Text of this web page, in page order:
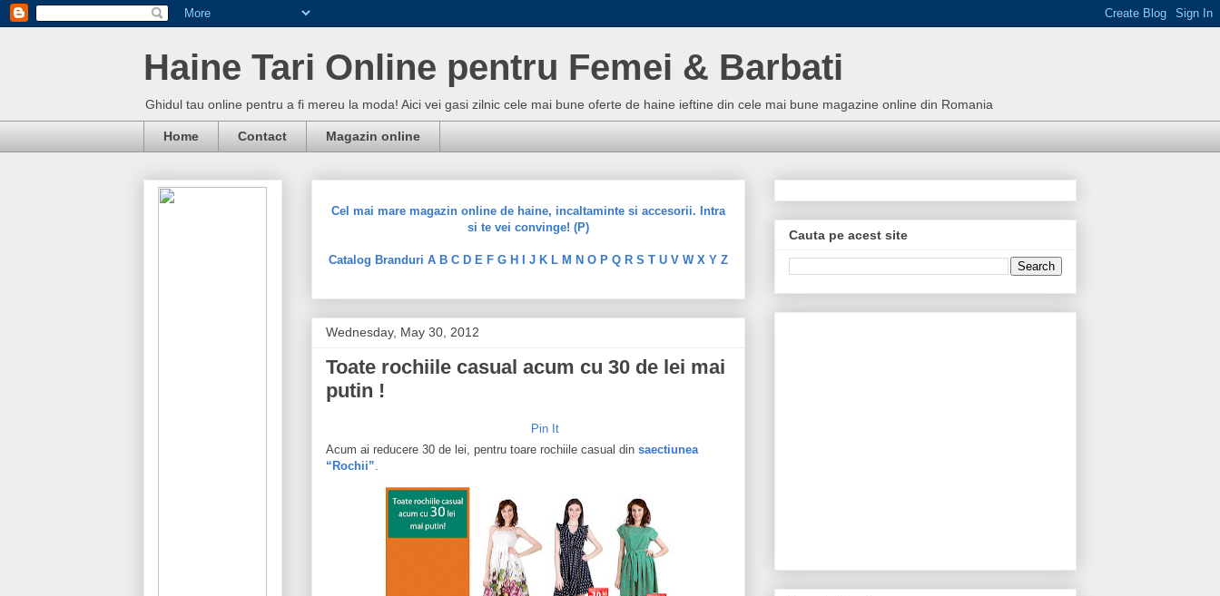
Haine Tari Online pentru Femei & Barbati
Ghidul tau online pentru a fi mereu la moda! Aici vei gasi zilnic cele mai bune oferte de haine ieftine din cele mai bune magazine online din Romania
Home Contact Magazin online
Cel mai mare magazin online de haine, incaltaminte si accesorii. Intra
si te vei convinge! (P)
Catalog Branduri A B C D E F G H I J K L M N O P Q R S T U V W X Y Z
Wednesday, May 30, 2012
Toate rochiile casual acum cu 30 de lei mai
putin !
Pin It
Acum ai reducere 30 de lei, pentru toare rochiile casual din saectiunea
“Rochii”
Cauta pe acest site